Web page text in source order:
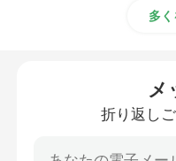
多
メ
折り返し